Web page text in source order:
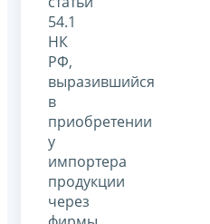
54.1
НК
РФ,
выразившийся
в
приобретении
у
импортера
продукции
через